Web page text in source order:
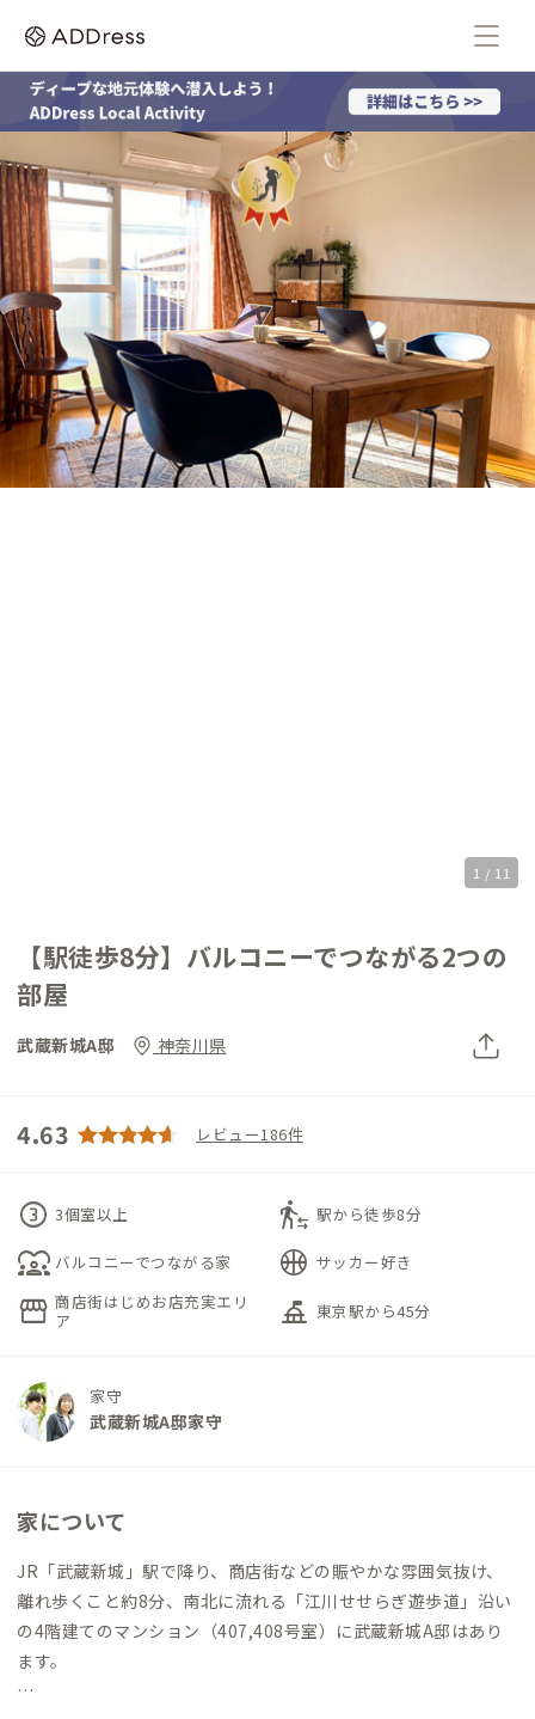
1 / 11
【駅徒歩8分】バルコニーでつながる2つの
部屋
武蔵新城A邸 神奈川県
4.63 レビュー186件
counter_3 3個室以上 transfer_within_a_station 駅から徒歩8分
diversity_1 バルコニーでつながる家 sports_basketball サッカー好き
storefront 商店街はじめお店充実エリ
ア
things_to_do 東京駅から45分
家守
武蔵新城A邸家守
家について
JR「武蔵新城」駅で降り、商店街などの賑やかな雰囲気抜け、
離れ歩くこと約8分、南北に流れる「江川せせらぎ遊歩道」沿い
の4階建てのマンション（407,408号室）に武蔵新城A邸はあり
ます。